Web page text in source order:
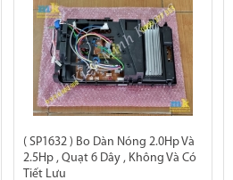
( SP1632 ) Bo Dàn Nóng 2.0Hp Và
2.5Hp , Quạt 6 Dây , Không Và Có
Tiết Lưu